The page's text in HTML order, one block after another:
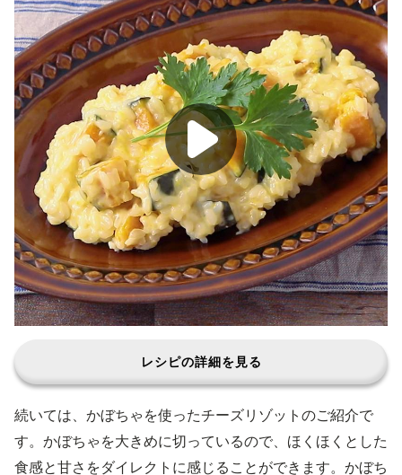
レシピの詳細を見る
続いては、かぼちゃを使ったチーズリゾットのご紹介で
す。かぼちゃを大きめに切っているので、ほくほくとした
食感と甘さをダイレクトに感じることができます。かぼち